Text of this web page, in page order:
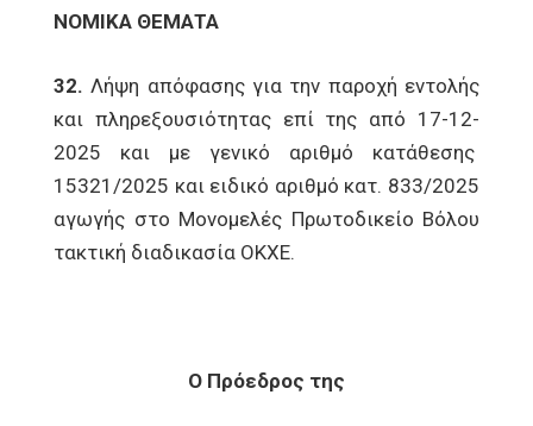
ΝΟΜΙΚΑ ΘΕΜΑΤΑ
32. Λήψη απόφασης για την παροχή εντολής
και πληρεξουσιότητας επί της από 17-12-
2025 και με γενικό αριθμό κατάθεσης
15321/2025 και ειδικό αριθμό κατ. 833/2025
αγωγής στο Μονομελές Πρωτοδικείο Βόλου
τακτική διαδικασία ΟΚΧΕ.
Ο Πρόεδρος της